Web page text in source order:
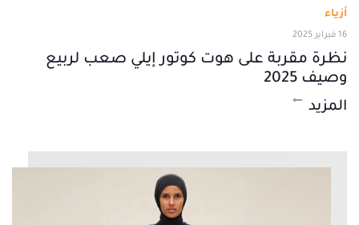
أزياء
16 فبراير 2025
نظرة مقربة على هوت كوتور إيلي صعب لربيع
وصيف 2025
المزيد